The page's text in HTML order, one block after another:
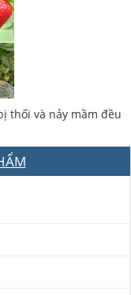
thối và nảy mầm đều